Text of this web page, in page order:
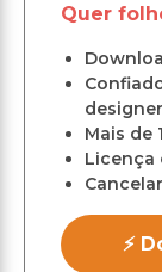
Quer
Mais de
Licença
⚡